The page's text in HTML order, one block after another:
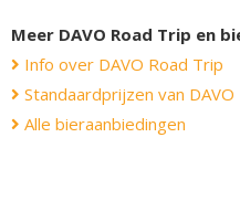
Meer DAVO Road Trip en
Info over DAVO Road Trip
Standaardprijzen van
Alle bieraanbiedingen